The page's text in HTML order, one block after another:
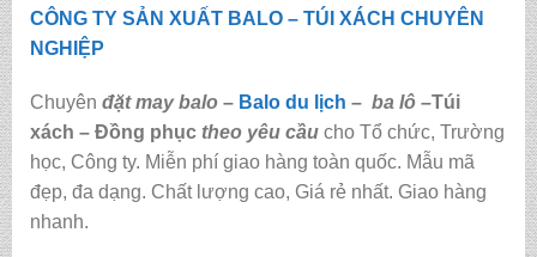
CÔNG TY SẢN XUẤT BALO – TÚI XÁCH CHUYÊN
NGHIỆP
Chuyên đặt may balo– Balo du lịch – ba lô –Túi
xách – Đồng phục theo yêu cầu cho Tổ chức, Trường
học, Công ty. Miễn phí giao hàng toàn quốc. Mẫu mã
đẹp, đa dạng. Chất lượng cao, Giá rẻ nhất. Giao hàng
nhanh.